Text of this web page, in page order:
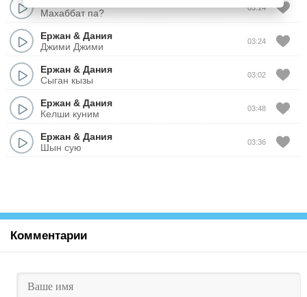
Махаббат па?
03:14
Ержан & Дания
Джими Джими
03:24
Ержан & Дания
Сыган кызы
03:02
Ержан & Дания
Келши куним
03:48
Ержан & Дания
Шын сую
03:36
Комментарии